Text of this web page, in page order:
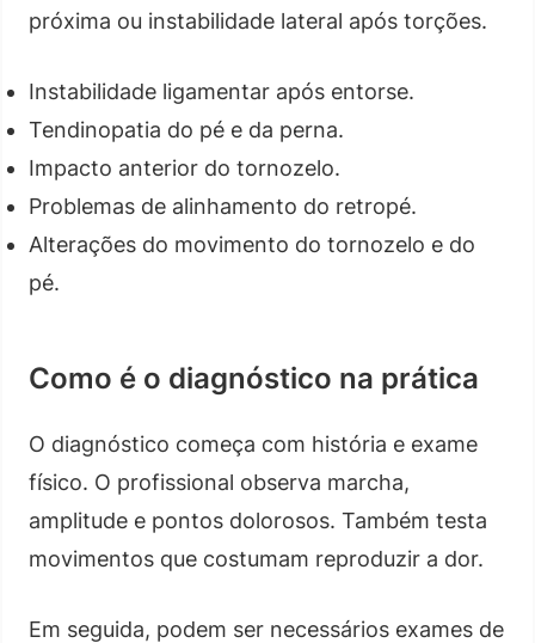
próxima ou instabilidade lateral após torções.
Instabilidade ligamentar após entorse.
Tendinopatia do pé e da perna.
Impacto anterior do tornozelo.
Problemas de alinhamento do retropé.
Alterações do movimento do tornozelo e do
pé.
Como é o diagnóstico na prática
O diagnóstico começa com história e exame
físico. O profissional observa marcha,
amplitude e pontos dolorosos. Também testa
movimentos que costumam reproduzir a dor.
Em seguida, podem ser necessários exames de